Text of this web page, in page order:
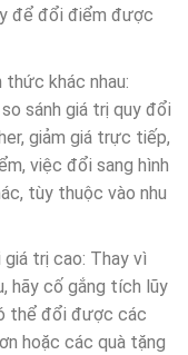
để đổi điểm được
thức khác nhau:
sánh giá trị quy đổi
giảm giá trực tiếp,
việc đổi sang hình
tùy thuộc vào nhu
trị cao: Thay vì
hãy cố gắng tích lũy
thể đổi được các
hoặc các quà tặng